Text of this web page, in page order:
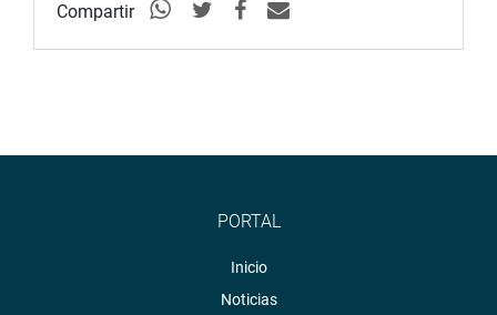
Compartir
PORTAL
Inicio
Noticias